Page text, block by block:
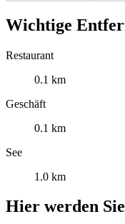
Wichtige
Restaurant
0.1 km
Geschäft
0.1 km
See
1.0 km
Hier werden